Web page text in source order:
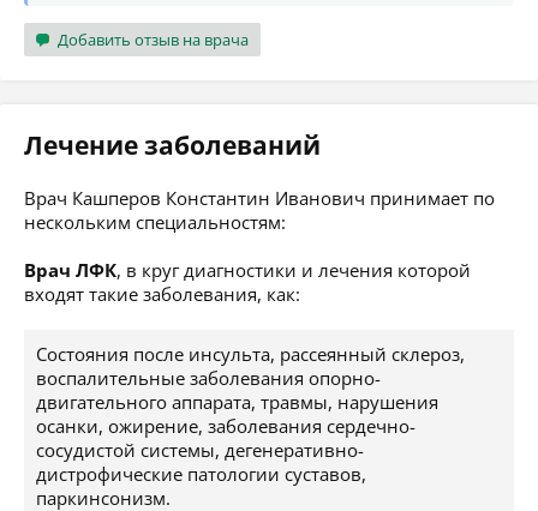
Добавить отзыв на врача
Лечение заболеваний
Врач Кашперов Константин Иванович принимает по
нескольким специальностям:
Врач ЛФК, в круг диагностики и лечения которой
входят такие заболевания, как:
Состояния после инсульта, рассеянный склероз,
воспалительные заболевания опорно-
двигательного аппарата, травмы, нарушения
осанки, ожирение, заболевания сердечно-
сосудистой системы, дегенеративно-
дистрофические патологии суставов,
паркинсонизм.